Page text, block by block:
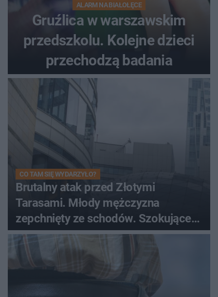
ALARM NA BIAŁOŁĘCE
Gruźlica w warszawskim
przedszkolu. Kolejne dzieci
przechodzą badania
CO TAM SIĘ WYDARZYŁO?
Brutalny atak przed Złotymi
Tarasami. Młody mężczyzna
zepchnięty ze schodów. Szokujące
nagranie krąży po sieci